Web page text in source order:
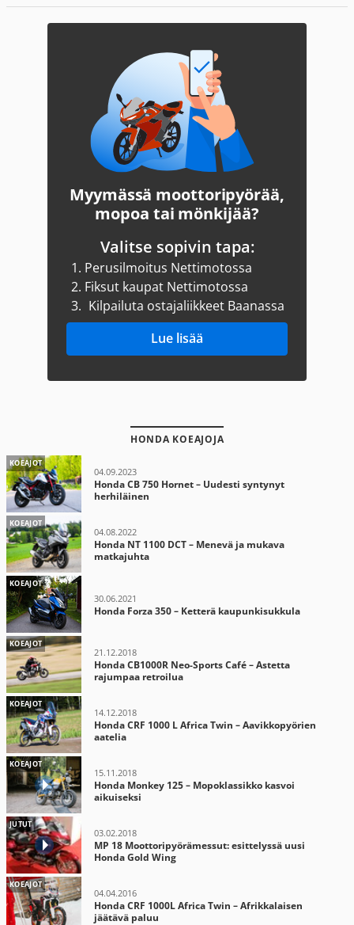
Myymässä moottoripyörää,
mopoa tai mönkijää?
Valitse sopivin tapa:
1. Perusilmoitus Nettimotossa
2. Fiksut kaupat Nettimotossa
3. Kilpailuta ostajaliikkeet Baanassa
Lue lisää
HONDA KOEAJOJA
KOEAJOT
04.09.2023
Honda CB 750 Hornet – Uudesti syntynyt
herhiläinen
KOEAJOT
04.08.2022
Honda NT 1100 DCT – Menevä ja mukava
matkajuhta
KOEAJOT
30.06.2021
Honda Forza 350 – Ketterä kaupunkisukkula
KOEAJOT
21.12.2018
Honda CB1000R Neo-Sports Café – Astetta
rajumpaa retroilua
KOEAJOT
14.12.2018
Honda CRF 1000 L Africa Twin – Aavikkopyörien
aatelia
KOEAJOT
15.11.2018
Honda Monkey 125 – Mopoklassikko kasvoi
aikuiseksi
JUTUT
03.02.2018
MP 18 Moottoripyörämessut: esittelyssä uusi
Honda Gold Wing
KOEAJOT
04.04.2016
Honda CRF 1000L Africa Twin – Afrikkalaisen
jäätävä paluu